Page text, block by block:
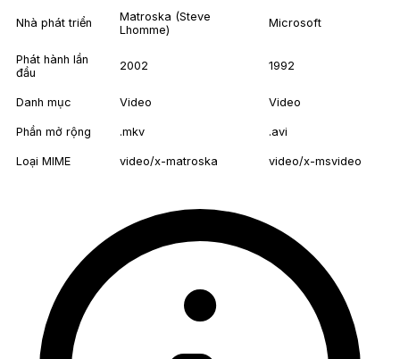
Nhà phát triển
Matroska (Steve
Lhomme)
Microsoft
Phát hành lần
đầu
2002 1992
Danh mục Video Video
Phần mở rộng .mkv .avi
Loại MIME video/x-matroska video/x-msvideo